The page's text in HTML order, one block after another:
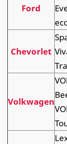
Ford
Chevorlet
Volkwagen